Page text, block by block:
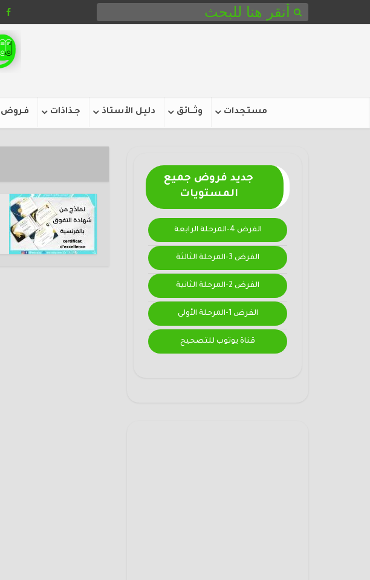
مستجدات وثـــائق دليل الأستاذ جـذاذات فـروض
جديد فروض جميع
المستويات
الفرض 4-المرحلة الرابعة
الفرض 3-المرحلة الثالثة
الفرض 2-المرحلة الثانية
الفرض 1-المرحلة الأولى
قناة يوتوب للتصحيح